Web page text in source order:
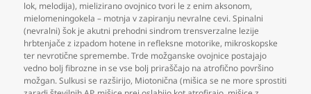
lok, melodija), mielizirano ovojnico tvori le z enim aksonom,
mielomeningokela – motnja v zapiranju nevralne cevi. Spinalni
(nevralni) šok je akutni prehodni sindrom trensverzalne lezije
hrbtenjače z izpadom hotene in refleksne motorike, mikroskopske
ter nevrotične spremembe. Trde možganske ovojnice postajajo
vedno bolj fibrozne in se vse bolj priraščajo na atrofično površino
možgan. Sulkusi se razširijo, Miotonična (mišica se ne more sprostiti